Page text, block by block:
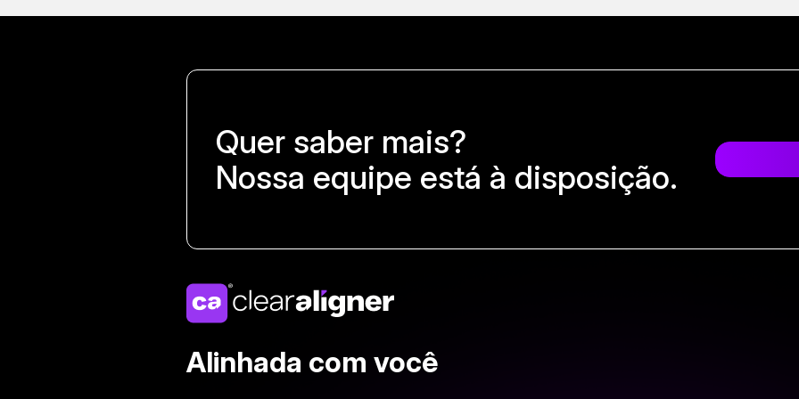
Quer saber mais?
Nossa equipe está à disposição.
Alinhada com você